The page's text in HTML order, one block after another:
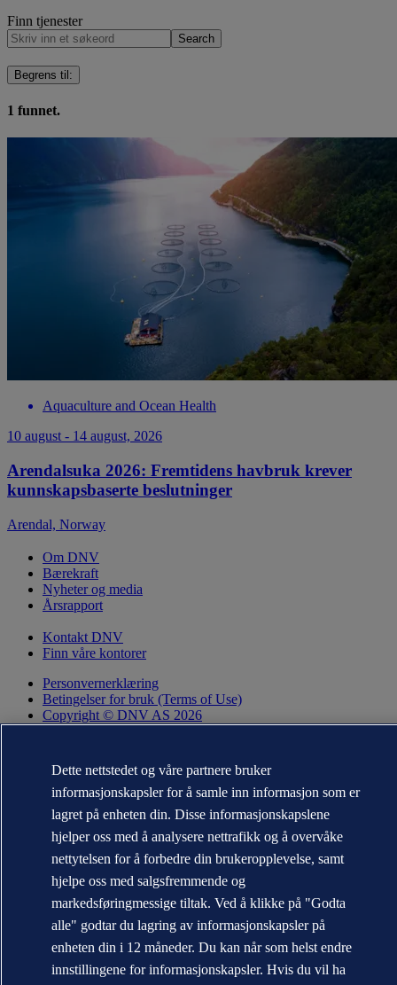
Finn tjenester
Search
Begrens til :
1 funnet.
Aquaculture and Ocean Health
10 august - 14 august, 2026
Arendalsuka 2026: Fremtidens havbruk krever
kunnskapsbaserte beslutninger
Arendal, Norway
Om DNV
Bærekraft
Nyheter og media
Årsrapport
Kontakt DNV
Finn våre kontorer
Personvernerklæring
Betingelser for bruk (Terms of Use)
Copyright © DNV AS 2026
Varemerkene DNV GL®, DNV®, Horizon Graphic og Det Norske
rettigheter forbeholdt.
Dette nettstedet og våre partnere bruker
informasjonskapsler for å samle inn informasjon som er
lagret på enheten din. Disse informasjonskapslene
hjelper oss med å analysere nettrafikk og å overvåke
nettytelsen for å forbedre din brukeropplevelse, samt
hjelpe oss med salgsfremmende og
markedsføringmessige tiltak. Ved å klikke på "Godta
alle" godtar du lagring av informasjonskapsler på
enheten din i 12 måneder. Du kan når som helst endre
innstillingene for informasjonskapsler. Hvis du vil ha